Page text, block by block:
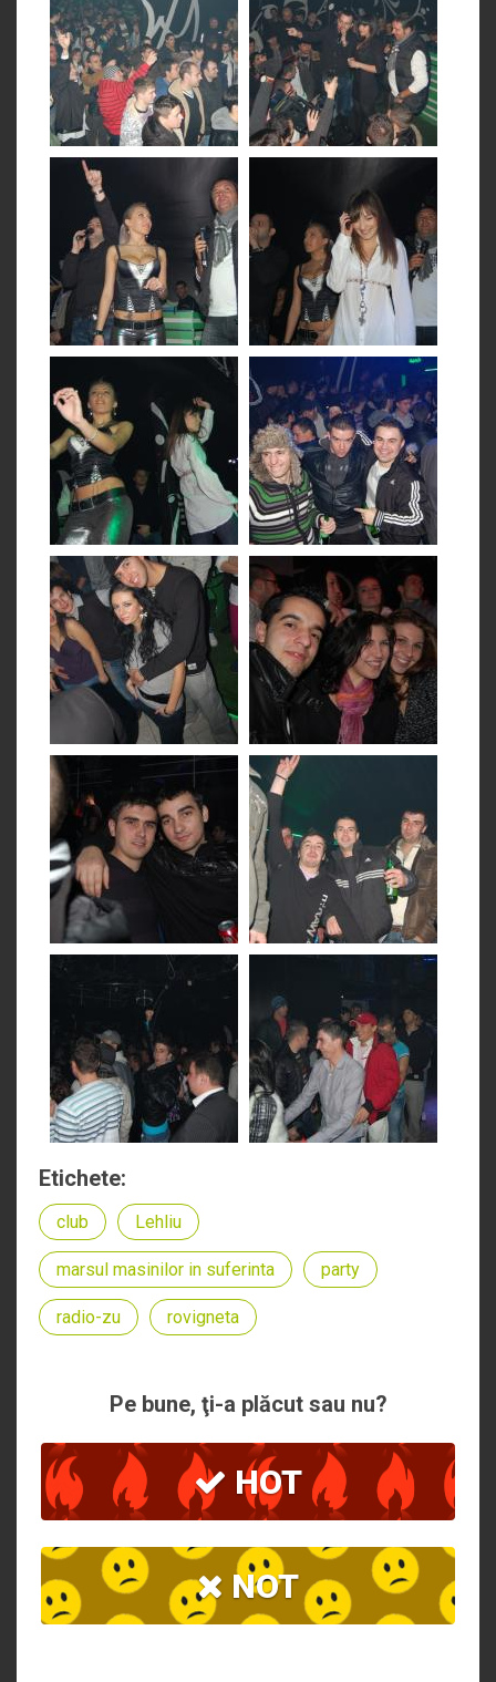
Etichete:
club Lehliu
marsul masinilor in suferinta party
radio-zu rovigneta
Pe bune, ţi-a plăcut sau nu?
HOT
NOT